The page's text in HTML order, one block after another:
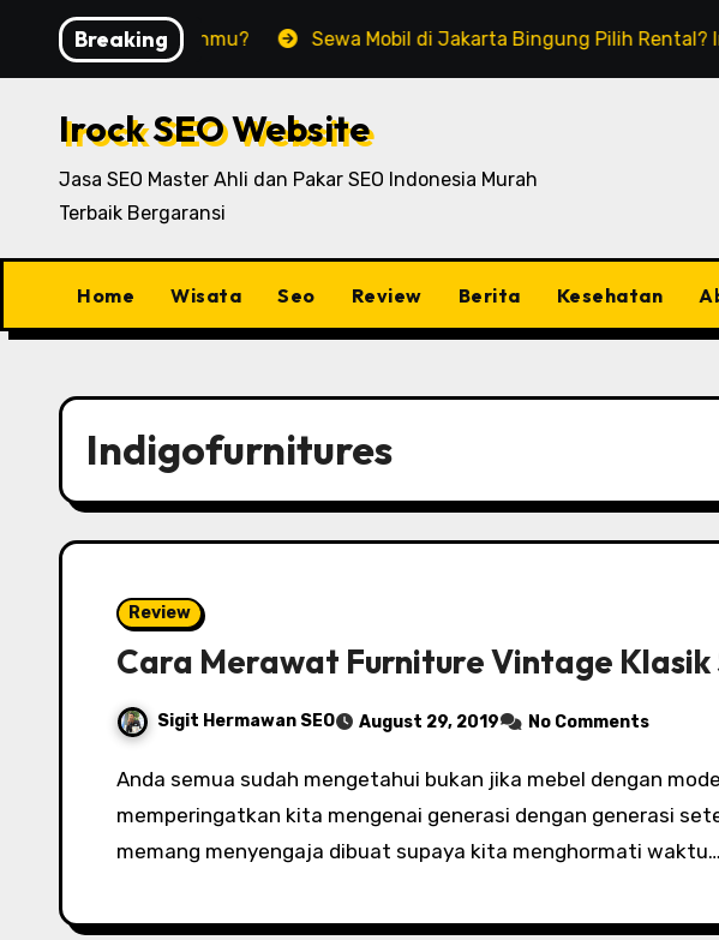
content
Breaking
untuk Rumahmu? Sewa Mobil di Jakarta Bingung Pilih Rental? Ini 7
Irock SEO Website
Jasa SEO Master Ahli dan Pakar SEO Indonesia Murah
Terbaik Bergaransi
Home Wisata Seo Review Berita Kesehatan
Indigofurnitures
Review
Cara Merawat Furniture Vintage Klasik
Sigit Hermawan SEO August 29, 2019 No Comments
Anda semua sudah mengetahui bukan jika mebel dengan mode vintage ialah mode yang
memperingatkan kita mengenai generasi dengan generasi
memang menyengaja dibuat supaya kita menghormati waktu…